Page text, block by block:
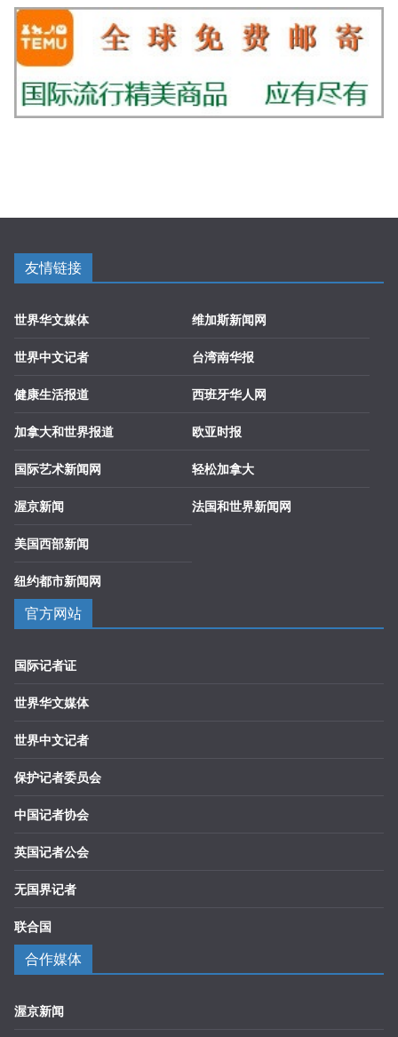
友情链接
世界华文媒体
世界中文记者
健康生活报道
加拿大和世界报道
国际艺术新闻网
渥京新闻
美国西部新闻
纽约都市新闻网
维加斯新闻网
台湾南华报
西班牙华人网
欧亚时报
轻松加拿大
法国和世界新闻网
官方网站
国际记者证
世界华文媒体
世界中文记者
保护记者委员会
中国记者协会
英国记者公会
无国界记者
联合国
合作媒体
渥京新闻